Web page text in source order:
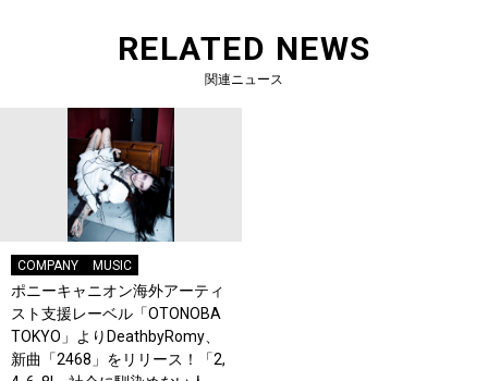
RELATED NEWS
関連ニュース
COMPANY MUSIC
ポニーキャニオン海外アーティ
スト支援レーベル「OTONOBA
TOKYO」よりDeathbyRomy、
新曲「2468」をリリース！「2,